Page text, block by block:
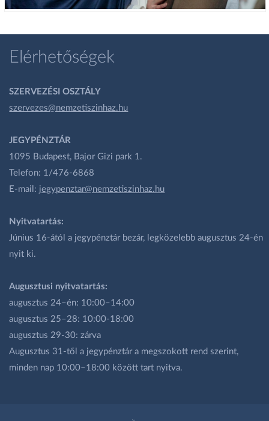
Elérhetőségek
SZERVEZÉSI OSZTÁLY
szervezes@nemzetiszinhaz.hu
JEGYPÉNZTÁR
1095 Budapest, Bajor Gizi park 1.
Telefon: 1/476-6868
E-mail: jegypenztar@nemzetiszinhaz.hu
Nyitvatartás:
Június 16-ától a jegypénztár bezár, legközelebb augusztus 24-én
nyit ki.
Augusztusi nyitvatartás:
augusztus 24–én: 10:00–14:00
augusztus 25–28: 10:00-18:00
augusztus 29-30: zárva
Augusztus 31-től a jegypénztár a megszokott rend szerint,
minden nap 10:00–18:00 között tart nyitva.